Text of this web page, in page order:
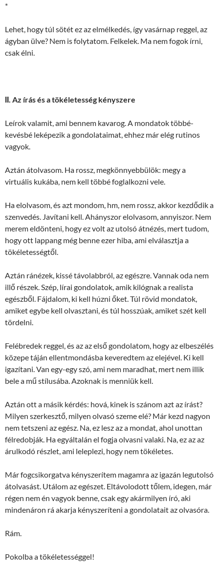
*
Lehet, hogy túl sötét ez az elmélkedés, így vasárnap reggel, az
ágyban ülve? Nem is folytatom. Felkelek. Ma nem fogok írni,
csak élni.
ΙΙ. Az írás és a tökéletesség kényszere
Leírok valamit, ami bennem kavarog. A mondatok többé-
kevésbé leképezik a gondolataimat, ehhez már elég rutinos
vagyok.
Aztán átolvasom. Ha rossz, megkönnyebbülök: megy a
virtuális kukába, nem kell többé foglalkozni vele.
Ha elolvasom, és azt mondom, hm, nem rossz, akkor kezdődik a
szenvedés. Javítani kell. Ahányszor elolvasom, annyiszor. Nem
merem eldönteni, hogy ez volt az utolsó átnézés, mert tudom,
hogy ott lappang még benne ezer hiba, ami elválasztja a
tökéletességtől.
Aztán ránézek, kissé távolabbról, az egészre. Vannak oda nem
illő részek. Szép, lírai gondolatok, amik kilógnak a realista
egészből. Fájdalom, ki kell húzni őket. Túl rövid mondatok,
amiket egybe kell olvasztani, és túl hosszúak, amiket szét kell
tördelni.
Felébredek reggel, és az az első gondolatom, hogy az elbeszélés
közepe táján ellentmondásba keveredtem az elejével. Ki kell
igazítani. Van egy-egy szó, ami nem maradhat, mert nem illik
bele a mű stílusába. Azoknak is menniük kell.
Aztán ott a másik kérdés: hová, kinek is szánom azt az írást?
Milyen szerkesztő, milyen olvasó szeme elé? Már kezd nagyon
nem tetszeni az egész. Na, ez lesz az a mondat, ahol unottan
félredobják. Ha egyáltalán el fogja olvasni valaki. Na, ez az az
árulkodó részlet, ami leleplezi, hogy nem tökéletes.
Már fogcsikorgatva kényszerítem magamra az igazán legutolsó
átolvasást. Utálom az egészet. Eltávolodott tőlem, idegen, már
régen nem én vagyok benne, csak egy akármilyen író, aki
mindenáron rá akarja kényszeríteni a gondolatait az olvasóra.
Rám.
Pokolba a tökéletességgel!